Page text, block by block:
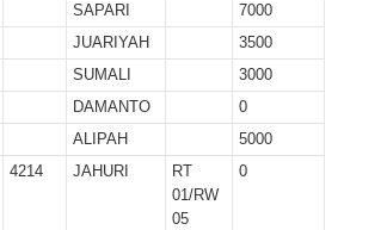
SAPARI
7000
JUARIYAH
3500
SUMALI
3000
DAMANTO
0
ALIPAH
5000
4214 JAHURI
RT
01/RW
05
0